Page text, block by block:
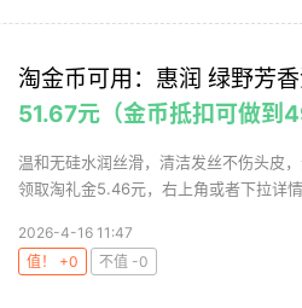
淘金币可用：惠润 绿野芳
51.67元（金币抵扣可做到
温和无硅水润丝滑，清洁发丝不伤头皮
领取淘礼金5.46元，右上角或者下拉详
2026-4-16 11:47
值！ +0
不值 -0